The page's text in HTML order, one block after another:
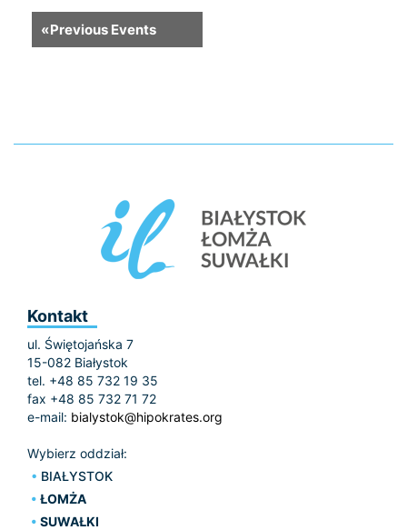
«Previous Events
Kontakt
ul. Świętojańska 7
15-082 Białystok
tel. +48 85 732 19 35
fax +48 85 732 71 72
e-mail: bialystok@hipokrates.org
Wybierz oddział:
BIAŁYSTOK
ŁOMŻA
SUWAŁKI